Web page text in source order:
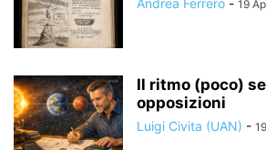
Andrea Ferrero - 19
Il ritmo (poco)
opposizioni
Luigi Civita (UAN) -